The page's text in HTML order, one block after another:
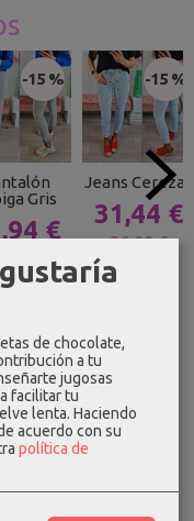
-15 %
Gris
€
-15 %
Jeans Cerezas
31,44 €
36,99 €
de chocolate,
a tu
jugosas
facilitar tu
lenta. Haciendo
acuerdo con su
política de